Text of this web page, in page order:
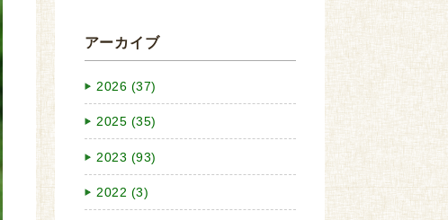
アーカイブ
2026 (37)
2025 (35)
2023 (93)
2022 (3)